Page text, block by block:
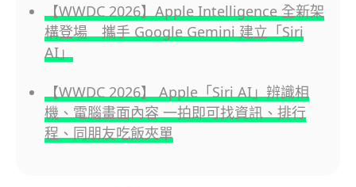
【WWDC 2026】Apple Intelligence 全新架
構登場 攜手 Google Gemini 建立「Siri
AI」
【WWDC 2026】 Apple「Siri AI」辨識相
機、電腦畫面內容 一拍即可找資訊、排行
程、同朋友吃飯夾單